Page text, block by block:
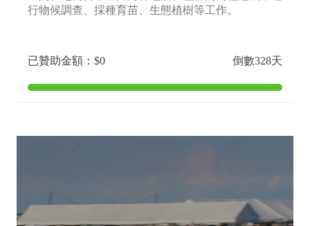
行物候調查、採種育苗、生態植樹等工作。
已贊助金額：$0 倒數328天